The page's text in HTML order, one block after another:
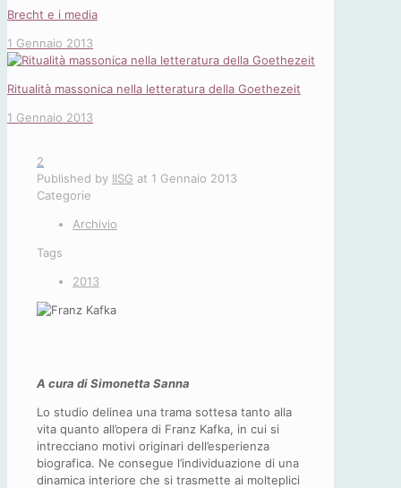
Brecht e i media
1 Gennaio 2013
Ritualità massonica nella letteratura della Goethezeit
1 Gennaio 2013
2
Published by IISG at 1 Gennaio 2013
Categorie
Archivio
Tags
2013
A cura di Simonetta Sanna
Lo studio delinea una trama sottesa tanto alla
vita quanto all’opera di Franz Kafka, in cui si
intrecciano motivi originari dell’esperienza
biografica. Ne consegue l’individuazione di una
dinamica interiore che si trasmette ai molteplici